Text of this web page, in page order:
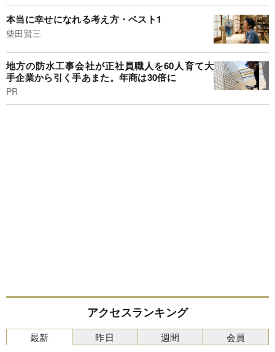
本当に幸せになれる考え方・ベスト1
柴田賢三
地方の防水工事会社が正社員職人を60人育て大
手企業から引く手あまた。年商は30倍に
PR
アクセスランキング
最新 昨日 週間 会員